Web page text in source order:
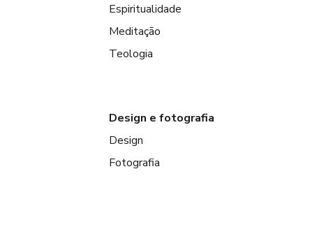
Espiritualidade
Meditação
Teologia
Design e fotografia
Design
Fotografia